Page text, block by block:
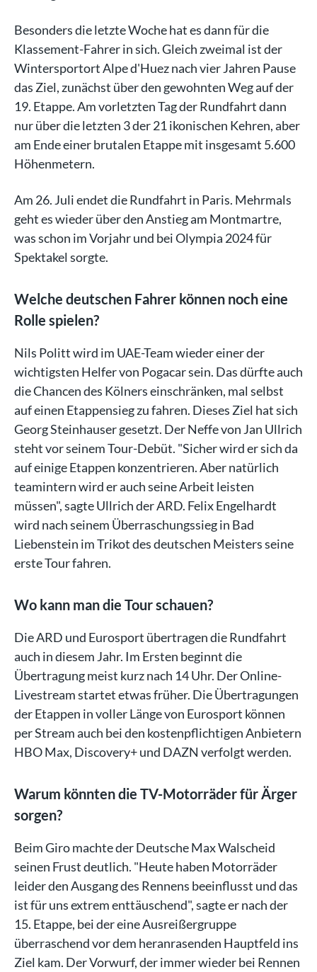
Besonders die letzte Woche hat es dann für die
Klassement-Fahrer in sich. Gleich zweimal ist der
Wintersportort Alpe d'Huez nach vier Jahren Pause
das Ziel, zunächst über den gewohnten Weg auf der
19. Etappe. Am vorletzten Tag der Rundfahrt dann
nur über die letzten 3 der 21 ikonischen Kehren, aber
am Ende einer brutalen Etappe mit insgesamt 5.600
Höhenmetern.
Am 26. Juli endet die Rundfahrt in Paris. Mehrmals
geht es wieder über den Anstieg am Montmartre,
was schon im Vorjahr und bei Olympia 2024 für
Spektakel sorgte.
Welche deutschen Fahrer können noch eine
Rolle spielen?
Nils Politt wird im UAE-Team wieder einer der
wichtigsten Helfer von Pogacar sein. Das dürfte auch
die Chancen des Kölners einschränken, mal selbst
auf einen Etappensieg zu fahren. Dieses Ziel hat sich
Georg Steinhauser gesetzt. Der Neffe von Jan Ullrich
steht vor seinem Tour-Debüt. "Sicher wird er sich da
auf einige Etappen konzentrieren. Aber natürlich
teamintern wird er auch seine Arbeit leisten
müssen", sagte Ullrich der ARD. Felix Engelhardt
wird nach seinem Überraschungssieg in Bad
Liebenstein im Trikot des deutschen Meisters seine
erste Tour fahren.
Wo kann man die Tour schauen?
Die ARD und Eurosport übertragen die Rundfahrt
auch in diesem Jahr. Im Ersten beginnt die
Übertragung meist kurz nach 14 Uhr. Der Online-
Livestream startet etwas früher. Die Übertragungen
der Etappen in voller Länge von Eurosport können
per Stream auch bei den kostenpflichtigen Anbietern
HBO Max, Discovery+ und DAZN verfolgt werden.
Warum könnten die TV-Motorräder für Ärger
sorgen?
Beim Giro machte der Deutsche Max Walscheid
seinen Frust deutlich. "Heute haben Motorräder
leider den Ausgang des Rennens beeinflusst und das
ist für uns extrem enttäuschend", sagte er nach der
15. Etappe, bei der eine Ausreißergruppe
überraschend vor dem heranrasenden Hauptfeld ins
Ziel kam. Der Vorwurf, der immer wieder bei Rennen